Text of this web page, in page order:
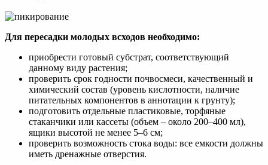
Для пересадки молодых всходов необходимо:
приобрести готовый субстрат, соответствующий
данному виду растения;
проверить срок годности почвосмеси, качественный и
химический состав (уровень кислотности, наличие
питательных компонентов в аннотации к грунту);
подготовить отдельные пластиковые, торфяные
стаканчики или кассеты (объем – около 200–400 мл),
ящики высотой не менее 5–6 см;
проверить возможность стока воды: все емкости должны
иметь дренажные отверстия.